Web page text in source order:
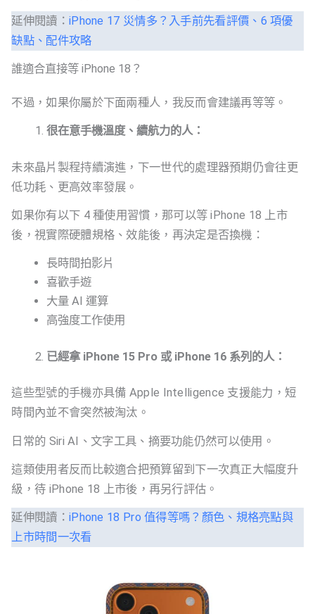
延伸閱讀： iPhone 17 災情多？入手前先看評價、6 項優
缺點、配件攻略
誰適合直接等 iPhone 18？
不過，如果你屬於下面兩種人，我反而會建議再等等。
很在意手機溫度、續航力的人：
未來晶片製程持續演進，下一世代的處理器預期仍會往更
低功耗、更高效率發展。
如果你有以下 4 種使用習慣，那可以等 iPhone 18 上市
後，視實際硬體規格、效能後，再決定是否換機：
長時間拍影片
喜歡手遊
大量 AI 運算
高強度工作使用
已經拿 iPhone 15 Pro 或 iPhone 16 系列的人：
這些型號的手機亦具備 Apple Intelligence 支援能力，短
時間內並不會突然被淘汰。
日常的 Siri AI、文字工具、摘要功能仍然可以使用。
這類使用者反而比較適合把預算留到下一次真正大幅度升
級，待 iPhone 18 上市後，再另行評估。
延伸閱讀： iPhone 18 Pro 值得等嗎？顏色、規格亮點與
上市時間一次看